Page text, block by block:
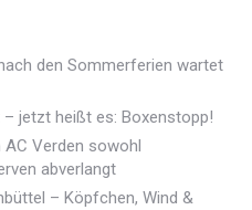
den Sommerferien wartet
jetzt heißt es: Boxenstopp!
AC Verden sowohl
abverlangt
– Köpfchen, Wind &